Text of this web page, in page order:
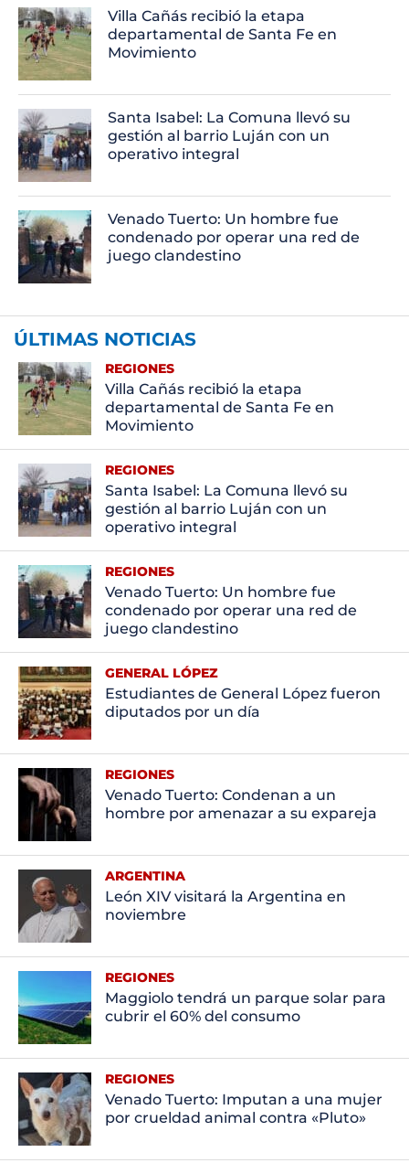
Villa Cañás recibió la etapa
departamental de Santa Fe en
Movimiento
Santa Isabel: La Comuna llevó su
gestión al barrio Luján con un
operativo integral
Venado Tuerto: Un hombre fue
condenado por operar una red de
juego clandestino
ÚLTIMAS NOTICIAS
REGIONES
Villa Cañás recibió la etapa
departamental de Santa Fe en
Movimiento
REGIONES
Santa Isabel: La Comuna llevó su
gestión al barrio Luján con un
operativo integral
REGIONES
Venado Tuerto: Un hombre fue
condenado por operar una red de
juego clandestino
GENERAL LÓPEZ
Estudiantes de General López fueron
diputados por un día
REGIONES
Venado Tuerto: Condenan a un
hombre por amenazar a su expareja
ARGENTINA
León XIV visitará la Argentina en
noviembre
REGIONES
Maggiolo tendrá un parque solar para
cubrir el 60% del consumo
REGIONES
Venado Tuerto: Imputan a una mujer
por crueldad animal contra «Pluto»